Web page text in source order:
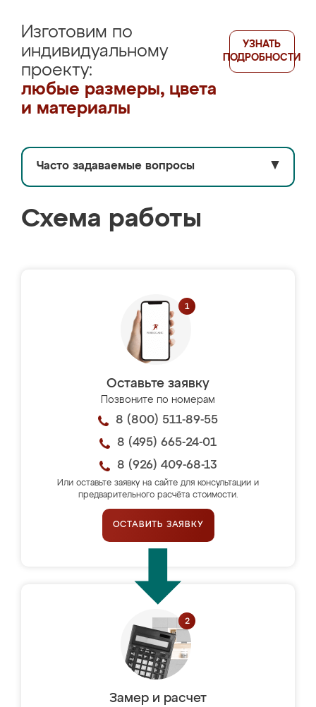
Изготовим по
индивидуальному
проекту:
любые размеры, цвета
и материалы
УЗНАТЬ
ПОДРОБНОСТИ
Часто задаваемые вопросы ▼
Схема работы
Оставьте заявку
Позвоните по номерам
8 (800) 511-89-55
8 (495) 665-24-01
8 (926) 409-68-13
Или оставьте заявку на сайте для консультации и
предварительного расчёта стоимости.
ОСТАВИТЬ ЗАЯВКУ
Замер и расчет